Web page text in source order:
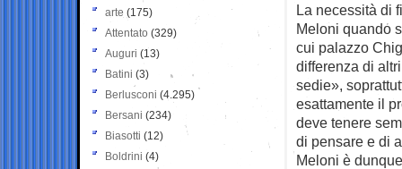
La necessità di
Meloni quando
cui palazzo
differenza di
sedie»,
esattamente il
deve tenere
di pensare e di
Meloni è
arte (175)
Attentato (329)
Auguri (13)
Batini (3)
Berlusconi (4.295)
Bersani (234)
Biasotti (12)
Boldrini (4)